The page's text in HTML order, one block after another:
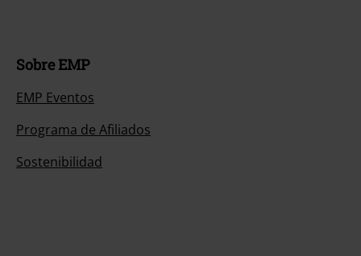
Sobre EMP
EMP Eventos
Programa de Afiliados
Sostenibilidad